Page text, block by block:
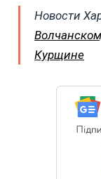
Новости
Курщине